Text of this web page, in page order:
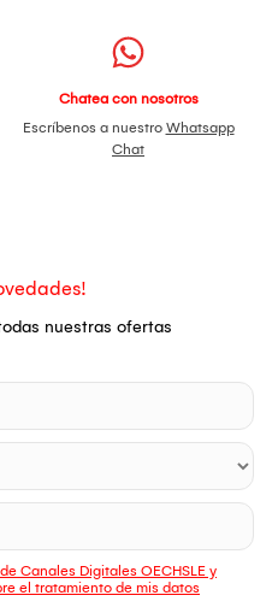
Chatea con nosotros
Escríbenos a nuestro Whatsapp
Chat
nuestras ofertas
Canales Digitales OECHSLE y
el tratamiento de mis datos